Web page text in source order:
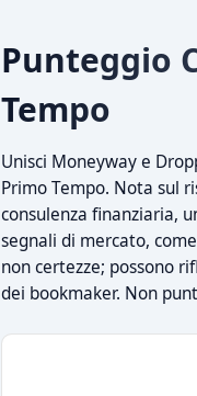
Punteggio
Tempo
Unisci Moneyway e
Primo Tempo. Nota sul
consulenza finanziaria,
segnali di mercato,
non certezze; possono
dei bookmaker. Non